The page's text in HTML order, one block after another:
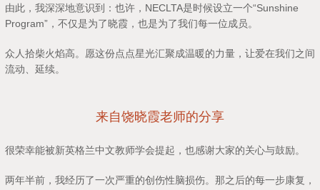
由此，我深深地意识到：也许，NECLTA是时候设立一个“Sunshine
Program”，不仅是为了晓霞，也是为了我们每一位成员。
众人拾柴火焰高。愿这份点点星光汇聚成温暖的力量，让爱在我们之间
流动、延续。
来自饶晓霞老师的分享
很荣幸能被新英格兰中文教师学会提起，也感谢大家的关心与鼓励。
两年半前，我经历了一次严重的创伤性脑损伤。那之后的每一步康复，